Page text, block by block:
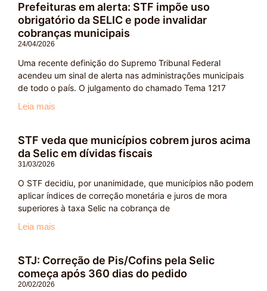
Prefeituras em alerta: STF impõe uso
obrigatório da SELIC e pode invalidar
cobranças municipais
24/04/2026
Uma recente definição do Supremo Tribunal Federal
acendeu um sinal de alerta nas administrações municipais
de todo o país. O julgamento do chamado Tema 1217
Leia mais
STF veda que municípios cobrem juros acima
da Selic em dívidas fiscais
31/03/2026
O STF decidiu, por unanimidade, que municípios não podem
aplicar índices de correção monetária e juros de mora
superiores à taxa Selic na cobrança de
Leia mais
STJ: Correção de Pis/Cofins pela Selic
começa após 360 dias do pedido
20/02/2026